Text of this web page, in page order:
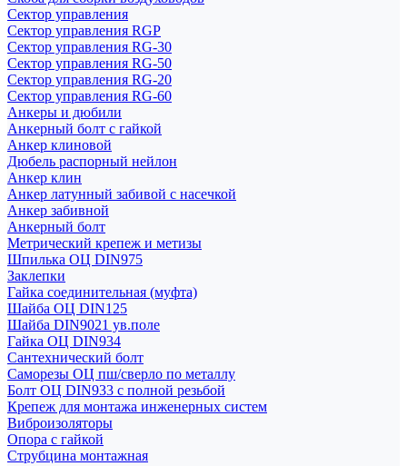
Сектор управления
Сектор управления RGP
Сектор управления RG-30
Сектор управления RG-50
Сектор управления RG-20
Сектор управления RG-60
Анкеры и дюбили
Анкерный болт с гайкой
Анкер клиновой
Дюбель распорный нейлон
Анкер клин
Анкер латунный забивой с насечкой
Анкер забивной
Анкерный болт
Метрический крепеж и метизы
Шпилька ОЦ DIN975
Заклепки
Гайка соединительная (муфта)
Шайба ОЦ DIN125
Шайба DIN9021 ув.поле
Гайка ОЦ DIN934
Сантехнический болт
Саморезы ОЦ пш/сверло по металлу
Болт ОЦ DIN933 с полной резьбой
Крепеж для монтажа инженерных систем
Виброизоляторы
Опора с гайкой
Струбцина монтажная